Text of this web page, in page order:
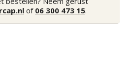
of 06 300 473 15.